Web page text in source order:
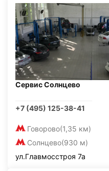
Сервис Солнцево
+7 (495) 125-38-41
Говорово(1,35 км)
Солнцево(930 м)
ул.Главмосстроя 7а